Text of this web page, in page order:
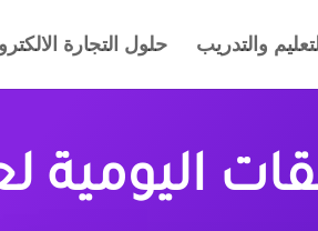
والتدريب حلول التجارة
اليومية